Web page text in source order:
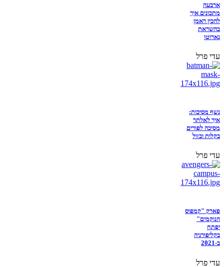
ארבעה
מתכונים איך
להכין ראמן
בהשראת
נארוטו
עדי פרל
נשף מסיכות:
איך לאלתר
מסיכה לפורים
בקלות ובזול
עדי פרל
פארק "קמפוס
הנוקמים"
יפתח
בקליפורניה
ב-2021
עדי פרל